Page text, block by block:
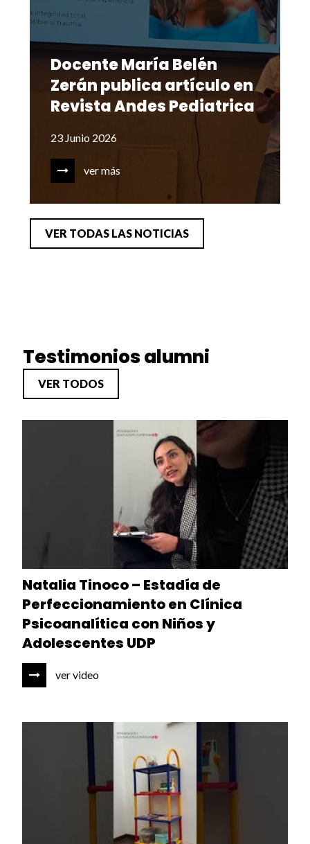
Docente María Belén
Zerán publica artículo en
Revista Andes Pediatrica
23 Junio 2026
ver más
VER TODAS LAS NOTICIAS
Testimonios alumni
VER TODOS
Natalia Tinoco – Estadía de
Perfeccionamiento en Clínica
Psicoanalítica con Niños y
Adolescentes UDP
ver video